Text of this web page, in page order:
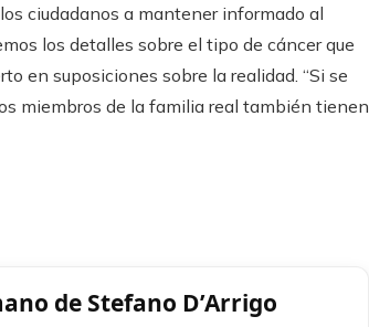
ciudadanos a mantener informado al
los detalles sobre el tipo de cáncer que
en suposiciones sobre la realidad. “Si se
miembros de la familia real también tienen
de Stefano D’Arrigo